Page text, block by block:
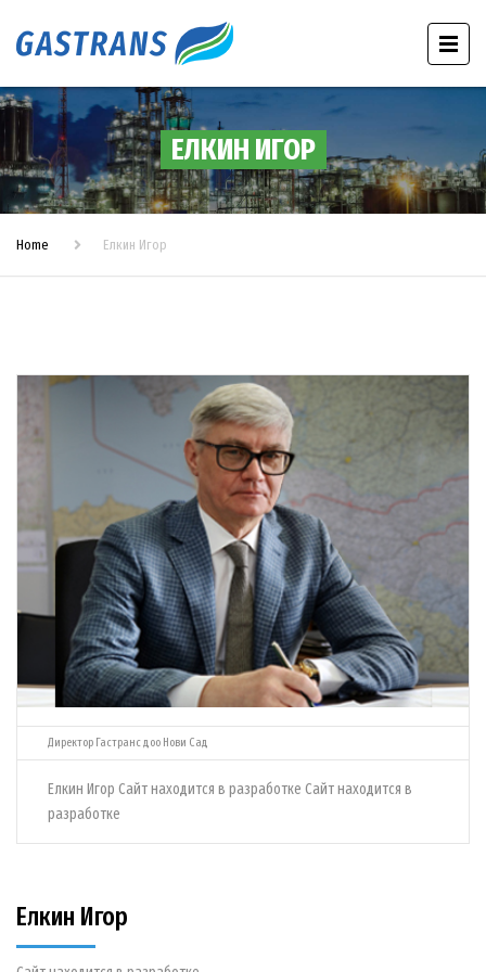
ЕЛКИН ИГОР
Home Елкин Игор
Директор Гастранс доо Нови Сад
Елкин Игор Сайт находится в разработке Сайт находится в
разработке
Елкин Игор